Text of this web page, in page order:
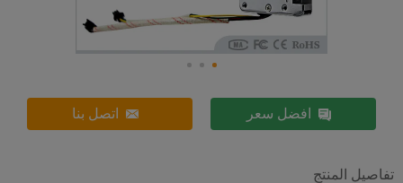
افضل سعر اتصل بنا
تفاصيل المنتج